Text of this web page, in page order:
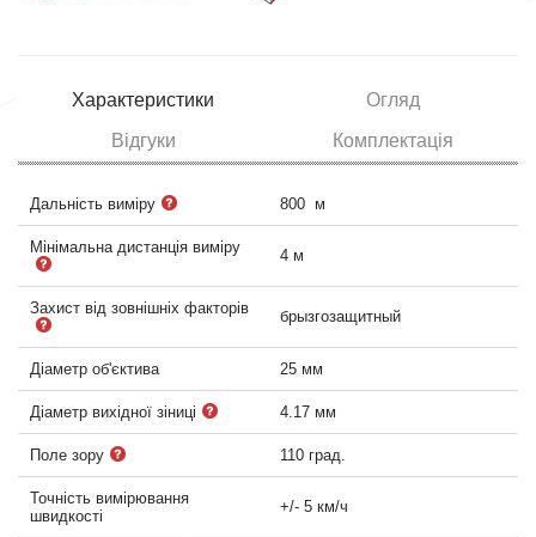
Характеристики
Огляд
Відгуки
Комплектація
Дальність виміру 800 м
Мінімальна дистанція виміру 4 м
Захист від зовнішніх факторів брызгозащитный
Діаметр об'єктива 25 мм
Діаметр вихідної зіниці 4.17 мм
Поле зору 110 град.
Точність вимірювання
швидкості
+/- 5 км/ч